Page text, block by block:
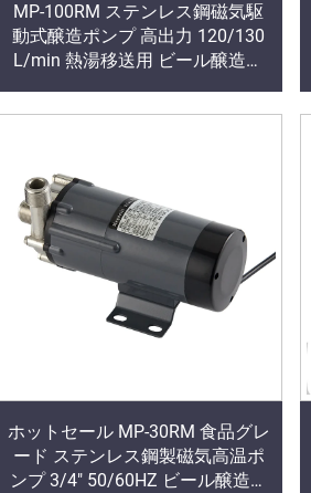
MP-100RM ステンレス鋼磁気駆
動式醸造ポンプ 高出力 120/130
L/min 熱湯移送用 ビール醸造所
ホットセール MP-30RM 食品グレ
ード ステンレス鋼製磁気高温ポ
ンプ 3/4" 50/60HZ ビール醸造ポ